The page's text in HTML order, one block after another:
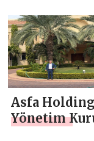
Atasoy `dan
Yıl Mesajı
Asfa Holding
Yönetim